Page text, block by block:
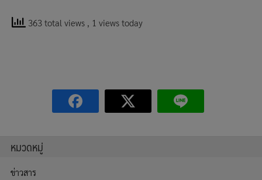
363 total views , 1 views today
หมวดหมู่
ข่าวสาร